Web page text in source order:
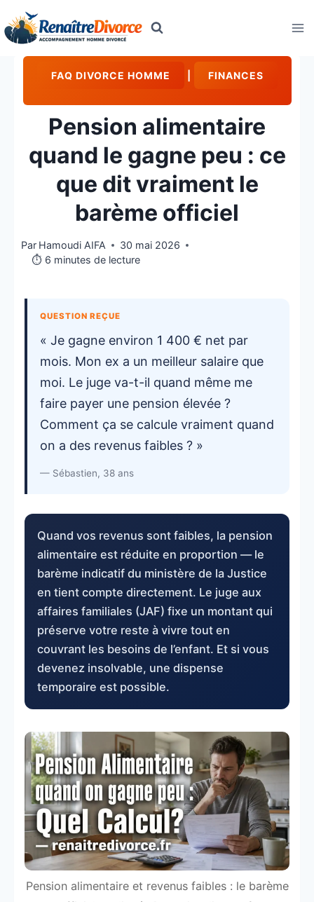
Aller
au
FAQ DIVORCE HOMME FINANCES
Pension alimentaire
quand le gagne peu : ce
que dit vraiment le
barème officiel
Par Hamoudi AIFA
30 mai 2026
⏱️ 6 minutes de lecture
QUESTION REÇUE
« Je gagne environ 1 400 € net par
mois. Mon ex a un meilleur salaire que
moi. Le juge va-t-il quand même me
faire payer une pension élevée ?
Comment ça se calcule vraiment quand
on a des revenus faibles ? »
— Sébastien, 38 ans
Quand vos revenus sont faibles, la pension
alimentaire est réduite en proportion — le
barème indicatif du ministère de la Justice
en tient compte directement. Le juge aux
affaires familiales (JAF) fixe un montant qui
préserve votre reste à vivre tout en
couvrant les besoins de l’enfant. Et si vous
devenez insolvable, une dispense
temporaire est possible.
Pension alimentaire et revenus faibles : le barème